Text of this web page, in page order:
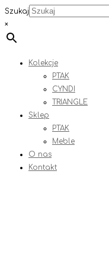
Szukaj
×
Kolekcje
PTAK
CYNDI
TRIANGLE
Sklep
PTAK
Meble
O nas
Kontakt